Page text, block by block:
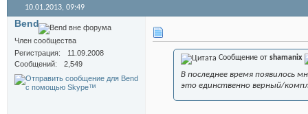
10.01.2013, 09:49
Bend
Член сообщества
Регистрация
11.09.2008
Сообщений
2,549
Сообщение от shamanix
В последнее время появилось
это единственно верный/